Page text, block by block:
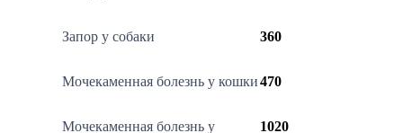
Запор у собаки 360
Мочекаменная болезнь у кошки470
Мочекаменная болезнь у
1020